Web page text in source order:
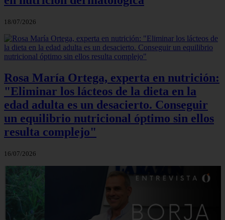
18/07/2026
Rosa María Ortega, experta en nutrición:
"Eliminar los lácteos de la dieta en la
edad adulta es un desacierto. Conseguir
un equilibrio nutricional óptimo sin ellos
resulta complejo"
16/07/2026